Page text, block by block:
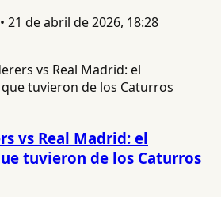
• 21 de abril de 2026, 18:28
vs Real Madrid: el
tuvieron de los Caturros